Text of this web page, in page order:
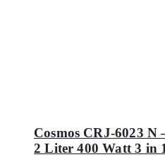
Cosmos CRJ-6023
2 Liter 400 Watt 3 in